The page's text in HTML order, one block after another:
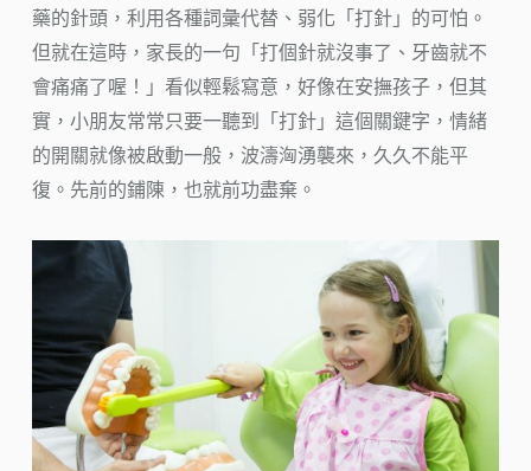
藥的針頭，利用各種詞彙代替、弱化「打針」的可怕。
但就在這時，家長的一句「打個針就沒事了、牙齒就不
會痛痛了喔！」看似輕鬆寫意，好像在安撫孩子，但其
實，小朋友常常只要一聽到「打針」這個關鍵字，情緒
的開關就像被啟動一般，波濤洶湧襲來，久久不能平
復。先前的鋪陳，也就前功盡棄。